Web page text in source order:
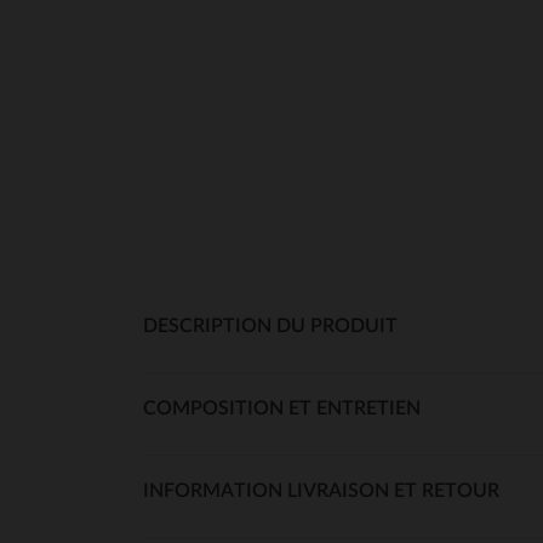
DESCRIPTION DU PRODUIT
COMPOSITION ET ENTRETIEN
INFORMATION LIVRAISON ET RETOUR